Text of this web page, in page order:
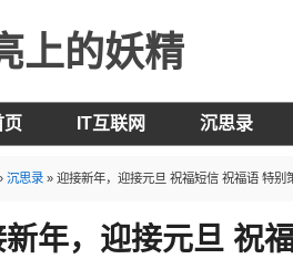
上的妖精
页 IT互联网 沉思录
沉思录 »迎接新年，迎接元旦 祝福短信 祝福语 特别
年，迎接元旦 祝